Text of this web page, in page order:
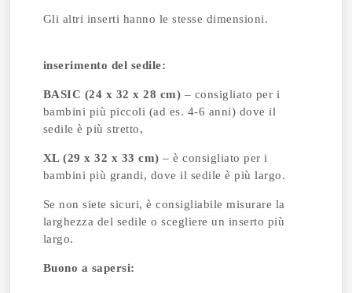
Gli altri inserti hanno le stesse dimensioni.
inserimento del sedile:
BASIC (24 x 32 x 28 cm) – consigliato per i
bambini più piccoli (ad es. 4-6 anni) dove il
sedile è più stretto,
XL (29 x 32 x 33 cm)– è consigliato per i
bambini più grandi, dove il sedile è più largo.
Se non siete sicuri, è consigliabile misurare la
larghezza del sedile o scegliere un inserto più
largo.
Buono a sapersi: